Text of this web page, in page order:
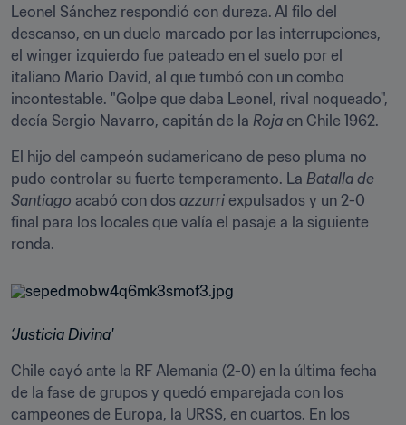
Leonel Sánchez respondió con dureza. Al filo del
descanso, en un duelo marcado por las interrupciones,
el winger izquierdo fue pateado en el suelo por el
italiano Mario David, al que tumbó con un combo
incontestable. "Golpe que daba Leonel, rival noqueado",
decía Sergio Navarro, capitán de la Roja en Chile 1962.
El hijo del campeón sudamericano de peso pluma no
pudo controlar su fuerte temperamento. La Batalla de
Santiago acabó con dos azzurri expulsados y un 2-0
final para los locales que valía el pasaje a la siguiente
ronda.
‘Justicia Divina'
Chile cayó ante la RF Alemania (2-0) en la última fecha
de la fase de grupos y quedó emparejada con los
campeones de Europa, la URSS, en cuartos. En los